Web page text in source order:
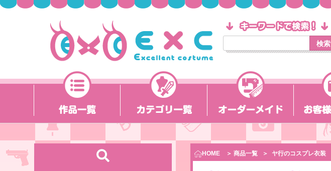
検索
HOME ＞ 商品一覧 ＞ ヤ行のコスプレ衣装